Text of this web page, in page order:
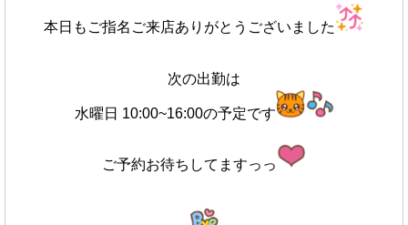
本日もご指名ご来店ありがとうございました
次の出勤は
水曜日 10:00~16:00の予定です
ご予約お待ちしてますっっ